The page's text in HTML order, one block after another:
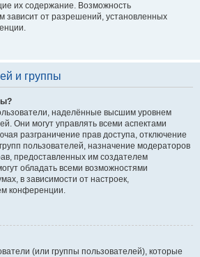
их содержание. Возможность
зависит от разрешений, установленных
и группы
наделённые высшим уровнем
Они могут управлять всеми аспектами
разграничение прав доступа, отключение
пользователей, назначение модераторов
предоставленных им создателем
обладать всеми возможностями
в зависимости от настроек,
конференции.
(или группы пользователей), которые